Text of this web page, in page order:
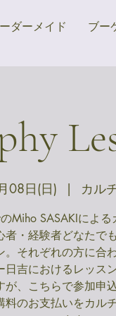
ダーメイド ブー
08日(日)
  |
カル
Miho SASAKIによる
者・経験者どなたで
それぞれの方に合
日吉におけるレッス
が、こちらで参加申
料のお支払いをカル